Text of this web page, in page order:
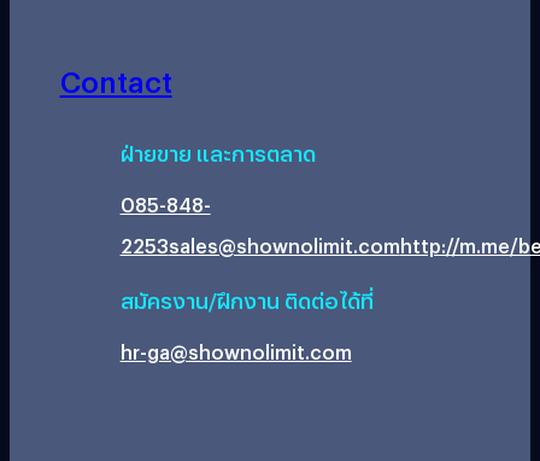
Contact
ฝ่ายขาย และการตลาด
085-848-
2253sales@shownolimit.comhttp://m.me/
สมัครงาน/ฝึกงาน ติดต่อได้ที่
hr-ga@shownolimit.com